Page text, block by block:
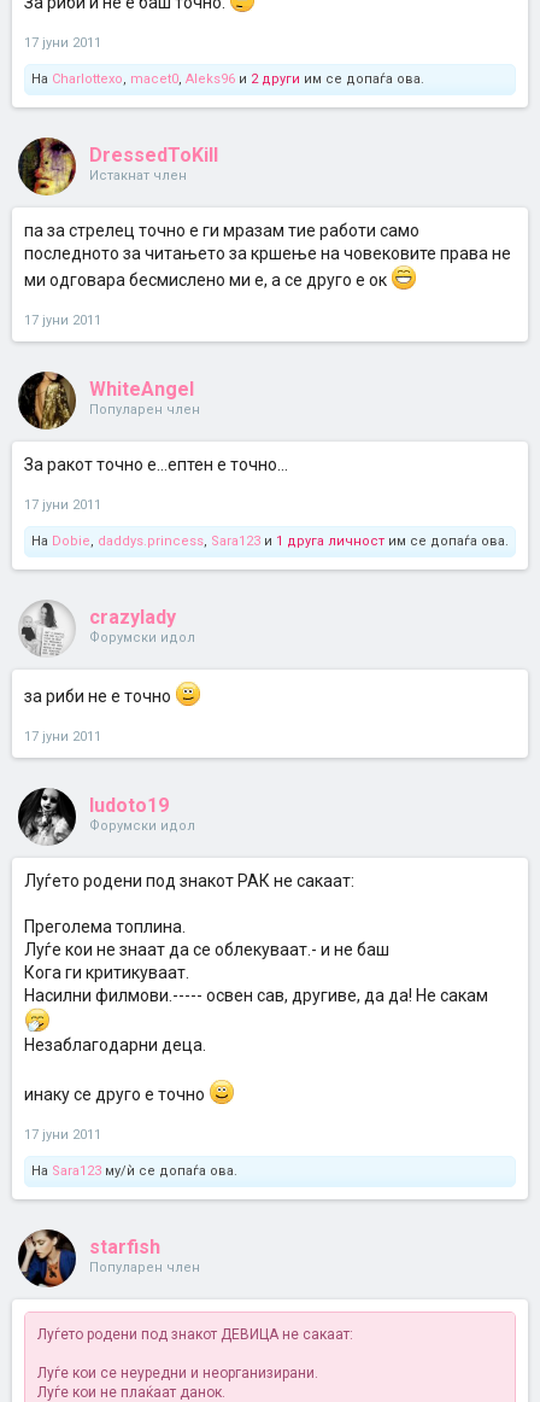
17 јуни 2011
На Charlottexo, macet0, Aleks96 и 2 други им се допаѓа ова.
DressedToKill
Истакнат член
па за стрелец точно е ги мразам тие работи само
последното за читањето за кршење на човековите права не
ми одговара бесмислено ми е, а се друго е ок
17 јуни 2011
WhiteAngel
Популарен член
За ракот точно е...ептен е точно...
17 јуни 2011
На Dobie, daddys.princess, Sara123 и 1 друга личност им се допаѓа ова.
crazylady
Форумски идол
за риби не е точно
17 јуни 2011
ludoto19
Форумски идол
Луѓето родени под знакот РАК не сакаат:
Преголема топлина.
Луѓе кои не знаат да се облекуваат.- и не баш
Кога ги критикуваат.
Насилни филмови.----- освен сав, другиве, да да! Hе сакам
Незаблагодарни деца.
инаку се друго е точно
17 јуни 2011
На Sara123 му/ѝ се допаѓа ова.
starfish
Популарен член
Луѓето родени под знакот ДЕВИЦА не сакаат:
Луѓе кои се неуредни и неорганизирани.
Луѓе кои не плаќаат данок.